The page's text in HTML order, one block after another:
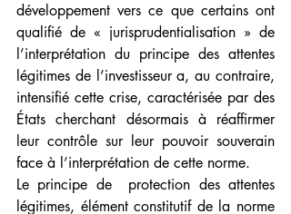
développement vers ce que certains ont
qualifié de « jurisprudentialisation » de
l’interprétation du principe des attentes
légitimes de l’investisseur a, au contraire,
intensifié cette crise, caractérisée par des
États cherchant désormais à réaffirmer
leur contrôle sur leur pouvoir souverain
face à l’interprétation de cette norme.
Le principe de  protection des attentes
légitimes, élément constitutif de la norme